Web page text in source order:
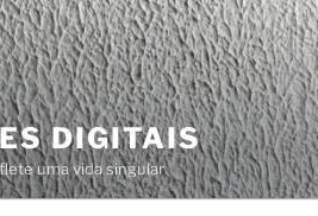
DIGITAIS
uma vida singular